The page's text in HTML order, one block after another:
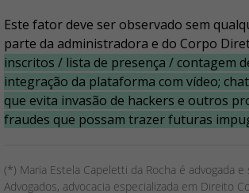
Este fator deve ser observado sem
parte da administradora e do Corpo
inscritos / lista de presença / contagem
integração da plataforma com vídeo;
que evita invasão de hackers e outros
fraudes que possam trazer futuras
(*) Maria Estela Capeletti da Rocha é advogada e
Advogados, advocacia especializada em Direito